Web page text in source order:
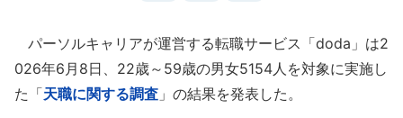
パーソルキャリアが運営する転職サービス「doda」は2
026年6月8日、22歳～59歳の男女5154人を対象に実施し
た「天職に関する調査 」の結果を発表した。